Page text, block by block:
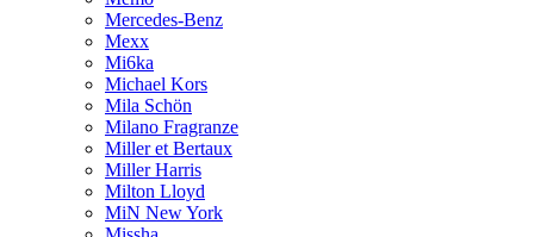
Mercedes-Benz
Mexx
Mi6ka
Michael Kors
Mila Schön
Milano Fragranze
Miller et Bertaux
Miller Harris
Milton Lloyd
MiN New York